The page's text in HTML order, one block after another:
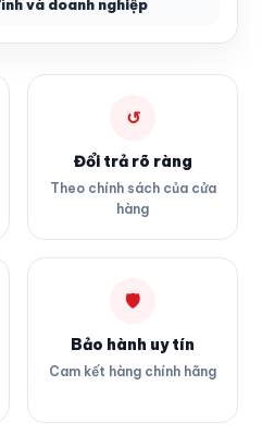
và doanh nghiệp
↺
Đổi trả rõ ràng
Theo chính sách của cửa
hàng
🛡
Bảo hành uy tín
Cam kết hàng chính hãng